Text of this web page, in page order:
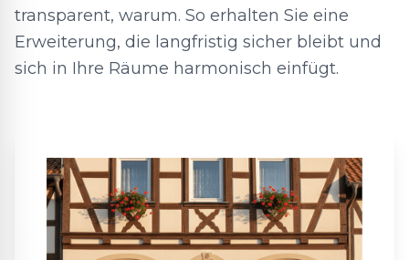
transparent, warum. So erhalten Sie eine
Erweiterung, die langfristig sicher bleibt und
sich in Ihre Räume harmonisch einfügt.